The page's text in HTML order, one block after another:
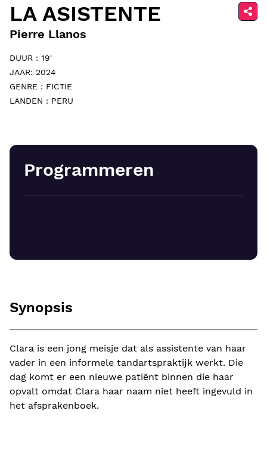
LA ASISTENTE
Pierre Llanos
DUUR : 19'
JAAR: 2024
GENRE : FICTIE
LANDEN : PERU
Synopsis
Clara is een jong meisje dat als assistente van haar
vader in een informele tandartspraktijk werkt. Die
dag komt er een nieuwe patiënt binnen die haar
opvalt omdat Clara haar naam niet heeft ingevuld in
het afsprakenboek.
Programmeren